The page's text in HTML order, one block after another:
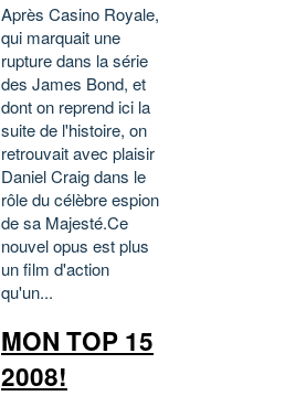
Après Casino Royale,
qui marquait une
rupture dans la série
des James Bond, et
dont on reprend ici la
suite de l'histoire, on
retrouvait avec plaisir
Daniel Craig dans le
rôle du célèbre espion
de sa Majesté.Ce
nouvel opus est plus
un film d'action
qu'un...
MON TOP 15
2008!